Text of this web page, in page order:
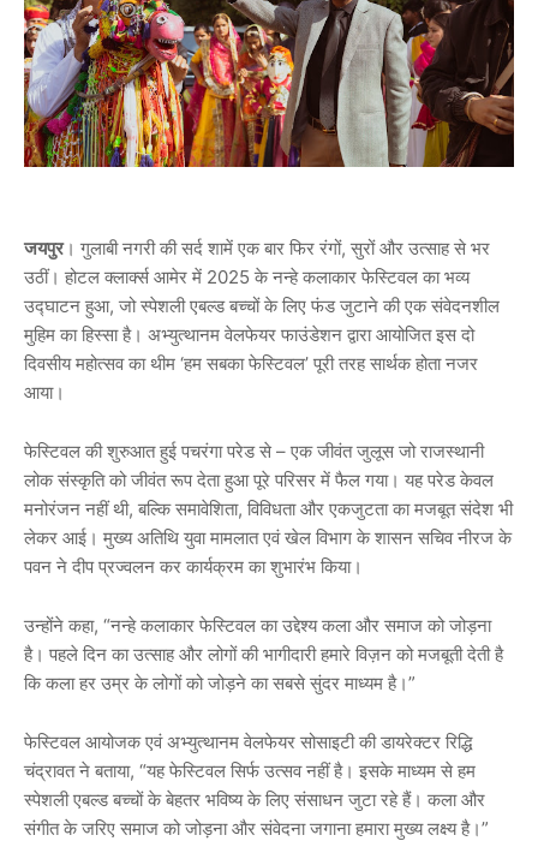
जयपुर। गुलाबी नगरी की सर्द शामें एक बार फिर रंगों, सुरों और उत्साह से भर
उठीं। होटल क्लार्क्स आमेर में 2025 के नन्हे कलाकार फेस्टिवल का भव्य
उद्घाटन हुआ, जो स्पेशली एबल्ड बच्चों के लिए फंड जुटाने की एक संवेदनशील
मुहिम का हिस्सा है। अभ्युत्थानम वेलफेयर फाउंडेशन द्वारा आयोजित इस दो
दिवसीय महोत्सव का थीम ‘हम सबका फेस्टिवल’ पूरी तरह सार्थक होता नजर
आया।
फेस्टिवल की शुरुआत हुई पचरंगा परेड से – एक जीवंत जुलूस जो राजस्थानी
लोक संस्कृति को जीवंत रूप देता हुआ पूरे परिसर में फैल गया। यह परेड केवल
मनोरंजन नहीं थी, बल्कि समावेशिता, विविधता और एकजुटता का मजबूत संदेश भी
लेकर आई। मुख्य अतिथि युवा मामलात एवं खेल विभाग के शासन सचिव नीरज के
पवन ने दीप प्रज्वलन कर कार्यक्रम का शुभारंभ किया।
उन्होंने कहा, “नन्हे कलाकार फेस्टिवल का उद्देश्य कला और समाज को जोड़ना
है। पहले दिन का उत्साह और लोगों की भागीदारी हमारे विज़न को मजबूती देती है
कि कला हर उम्र के लोगों को जोड़ने का सबसे सुंदर माध्यम है।”
फेस्टिवल आयोजक एवं अभ्युत्थानम वेलफेयर सोसाइटी की डायरेक्टर रिद्धि
चंद्रावत ने बताया, “यह फेस्टिवल सिर्फ उत्सव नहीं है। इसके माध्यम से हम
स्पेशली एबल्ड बच्चों के बेहतर भविष्य के लिए संसाधन जुटा रहे हैं। कला और
संगीत के जरिए समाज को जोड़ना और संवेदना जगाना हमारा मुख्य लक्ष्य है।”